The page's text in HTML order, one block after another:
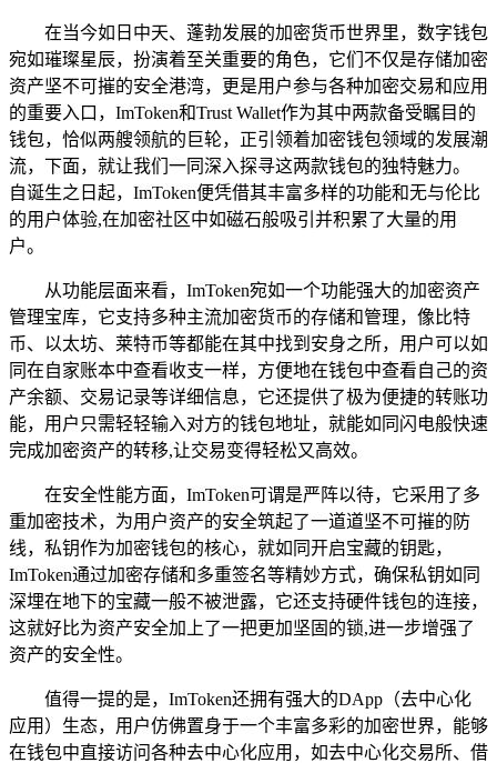
在当今如日中天、蓬勃发展的加密货币世界里，数字钱包
宛如璀璨星辰，扮演着至关重要的角色，它们不仅是存储加密
资产坚不可摧的安全港湾，更是用户参与各种加密交易和应用
的重要入口，ImToken和Trust Wallet作为其中两款备受瞩目的
钱包，恰似两艘领航的巨轮，正引领着加密钱包领域的发展潮
流，下面，就让我们一同深入探寻这两款钱包的独特魅力。
自诞生之日起，ImToken便凭借其丰富多样的功能和无与伦比
的用户体验,在加密社区中如磁石般吸引并积累了大量的用
户。
从功能层面来看，ImToken宛如一个功能强大的加密资产
管理宝库，它支持多种主流加密货币的存储和管理，像比特
币、以太坊、莱特币等都能在其中找到安身之所，用户可以如
同在自家账本中查看收支一样，方便地在钱包中查看自己的资
产余额、交易记录等详细信息，它还提供了极为便捷的转账功
能，用户只需轻轻输入对方的钱包地址，就能如同闪电般快速
完成加密资产的转移,让交易变得轻松又高效。
在安全性能方面，ImToken可谓是严阵以待，它采用了多
重加密技术，为用户资产的安全筑起了一道道坚不可摧的防
线，私钥作为加密钱包的核心，就如同开启宝藏的钥匙，
ImToken通过加密存储和多重签名等精妙方式，确保私钥如同
深埋在地下的宝藏一般不被泄露，它还支持硬件钱包的连接，
这就好比为资产安全加上了一把更加坚固的锁,进一步增强了
资产的安全性。
值得一提的是，ImToken还拥有强大的DApp（去中心化
应用）生态，用户仿佛置身于一个丰富多彩的加密世界，能够
在钱包中直接访问各种去中心化应用，如去中心化交易所、借